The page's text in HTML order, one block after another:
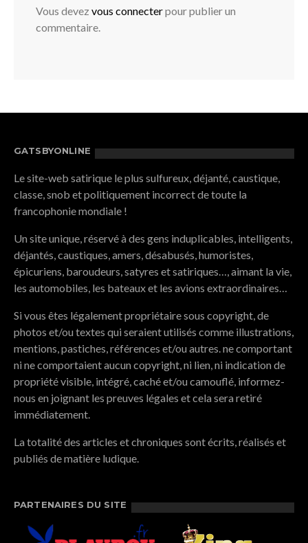
Vous devez vous connecterpour publier un
commentaire.
GATSBYONLINE
Le site-web satirique le plus sulfureux, déjanté, caustique,
classe, snob et politiquement incorrect de toute la
francophonie mondiale !
Un site unique, réservé à des gens induplicables, intelligents,
déjantés, caustiques, amers, désabusés, humoristes,
épicuriens, baroudeurs, satyres et satiriques…, aimant la vie,
les automobiles, les bateaux et les avions extraordinaires…
Si vous êtes légalement propriétaire sous copyright, de
photos et/ou textes qui seraient utilisés comme illustrations,
mentions, pastiches, références et/ou autres. ne comportant
ni ne comportaient aucun copyright, ni lien, ni indication de
propriété visible, intégré, caché et/ou camouflé, informez-
nous en joignant les preuves légales et cela sera retiré
immédiatement.
La totalité des articles et chroniques sont écrits, réalisés et
publiés de matière ludique.
PARTENAIRES DU SITE